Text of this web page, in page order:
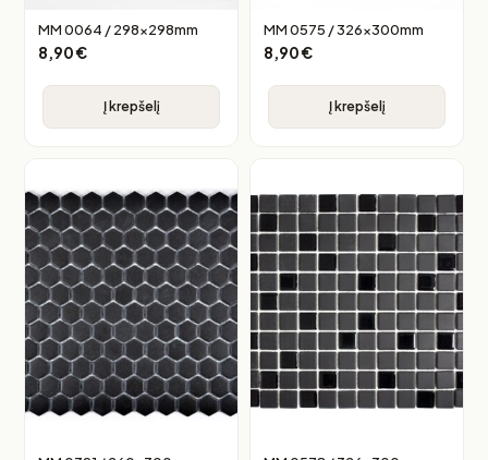
MM 0064 / 298x298mm
8,90€
Į krepšelį
MM 0575 / 326x300mm
8,90€
Į krepšelį